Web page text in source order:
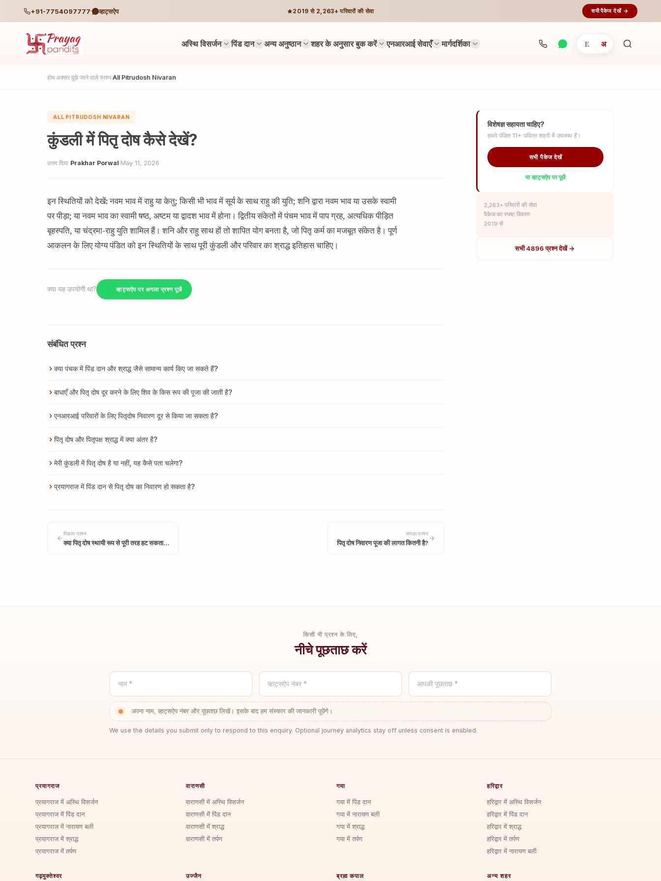
+91-7754097777 व्हाट्सऐप 2019 से 2,263+ परिवारों की सेवा सभी पैकेज देखें →
अस्थि विसर्जन पिंड दान अन्य अनुष्ठान शहर के अनुसार बुक करें एनआरआई सेवाएँ मार्गदर्शिका E अ
अनुष्ठान
होम/अक्सर पूछे जाने वाले प्रश्न/All Pitrudosh Nivaran
ALL PITRUDOSH NIVARAN
कुंडली में पितृ दोष कैसे देखें?
उत्तर दिया Prakhar Porwal·May 11, 2026
इन स्थितियों को देखें: नवम भाव में राहु या केतु; किसी भी भाव में सूर्य के साथ राहु की युति; शनि द्वारा नवम भाव या उसके स्वामी
पर पीड़ा; या नवम भाव का स्वामी षष्ठ, अष्टम या द्वादश भाव में होना। द्वितीय संकेतों में पंचम भाव में पाप ग्रह, अत्यधिक पीड़ित
बृहस्पति, या चंद्रमा-राहु युति शामिल हैं। शनि और राहु साथ हों तो शापित योग बनता है, जो पितृ कर्म का मजबूत संकेत है। पूर्ण
आकलन के लिए योग्य पंडित को इन स्थितियों के साथ पूरी कुंडली और परिवार का श्राद्ध इतिहास चाहिए।
क्या यह उपयोगी था? व्हाट्सऐप पर अगला प्रश्न पूछें
संबंधित प्रश्न
क्या पंचक में पिंड दान और श्राद्ध जैसे सामान्य कार्य किए जा सकते हैं?
बाधाएँ और पितृ दोष दूर करने के लिए शिव के किस रूप की पूजा की जाती है?
एनआरआई परिवारों के लिए पितृदोष निवारण दूर से किया जा सकता है?
पितृ दोष और पितृपक्ष श्राद्ध में क्या अंतर है?
मेरी कुंडली में पितृ दोष है या नहीं, यह कैसे पता चलेगा?
प्रयागराज में पिंड दान से पितृ दोष का निवारण हो सकता है?
पिछला प्रश्न
क्या पितृ दोष स्थायी रूप से पूरी तरह हट सकता…
अगला प्रश्न
पितृ दोष निवारण पूजा की लागत कितनी है?
विशेषज्ञ सहायता चाहिए?
हमारे पंडित 11+ पवित्र शहरों में उपलब्ध हैं।
सभी पैकेज देखें
या व्हाट्सऐप पर पूछें
2,263+ परिवारों की सेवा
पैकेज का स्पष्ट विवरण
2019 से
सभी 4896 प्रश्न देखें →
किसी भी प्रश्न के लिए,
नीचे पूछताछ करें
नाम * व्हाट्सऐप नंबर * आपकी पूछताछ *
अपना नाम, व्हाट्सऐप नंबर और पूछताछ लिखें। इसके बाद हम संस्कार की जानकारी पूछेंगे।
We use the details you submit only to respond to this enquiry. Optional journey analytics stay off unless consent is enabled.
प्रयागराज
प्रयागराज में अस्थि विसर्जन
प्रयागराज में पिंड दान
प्रयागराज में नारायण बली
प्रयागराज में श्राद्ध
प्रयागराज में तर्पण
वाराणसी
वाराणसी में अस्थि विसर्जन
वाराणसी में पिंड दान
वाराणसी में श्राद्ध
वाराणसी में तर्पण
गया
गया में पिंड दान
गया में नारायण बली
गया में श्राद्ध
गया में तर्पण
हरिद्वार
हरिद्वार में अस्थि विसर्जन
हरिद्वार में पिंड दान
हरिद्वार में श्राद्ध
हरिद्वार में तर्पण
हरिद्वार में नारायण बली
गढ़मुक्तेश्वर उज्जैन ब्रह्म कपाल अन्य शहर